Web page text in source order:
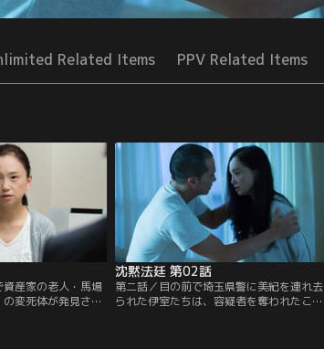
Related Items PPV Related Items
産家の老人・馬場
変死体が発見され
沈黙法廷 第02話
第二話／目の前で埼玉県警に美紀を連れ去
られた伊室たちは、容疑者を奪われたこと